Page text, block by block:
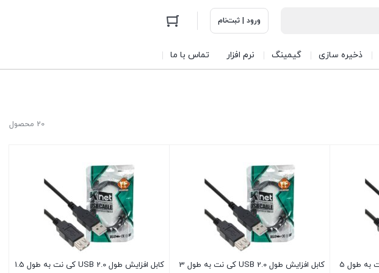
ورود | ثبت‌نام
ذخیره سازی گیمینگ نرم افزار تماس با ما
20 محصول
کابل افزایش طول USB 2.0 کی نت به طول 5
کابل افزایش طول USB 2.0 کی نت به طول 3
کابل افزایش طول USB 2.0 کی نت به طول 1.5